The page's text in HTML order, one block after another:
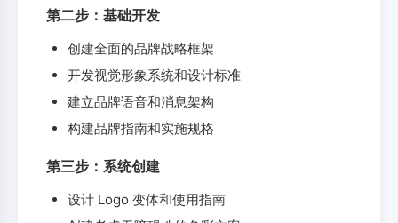
第二步：基础开发
创建全面的品牌战略框架
开发视觉形象系统和设计标准
建立品牌语音和消息架构
构建品牌指南和实施规格
第三步：系统创建
设计 Logo 变体和使用指南